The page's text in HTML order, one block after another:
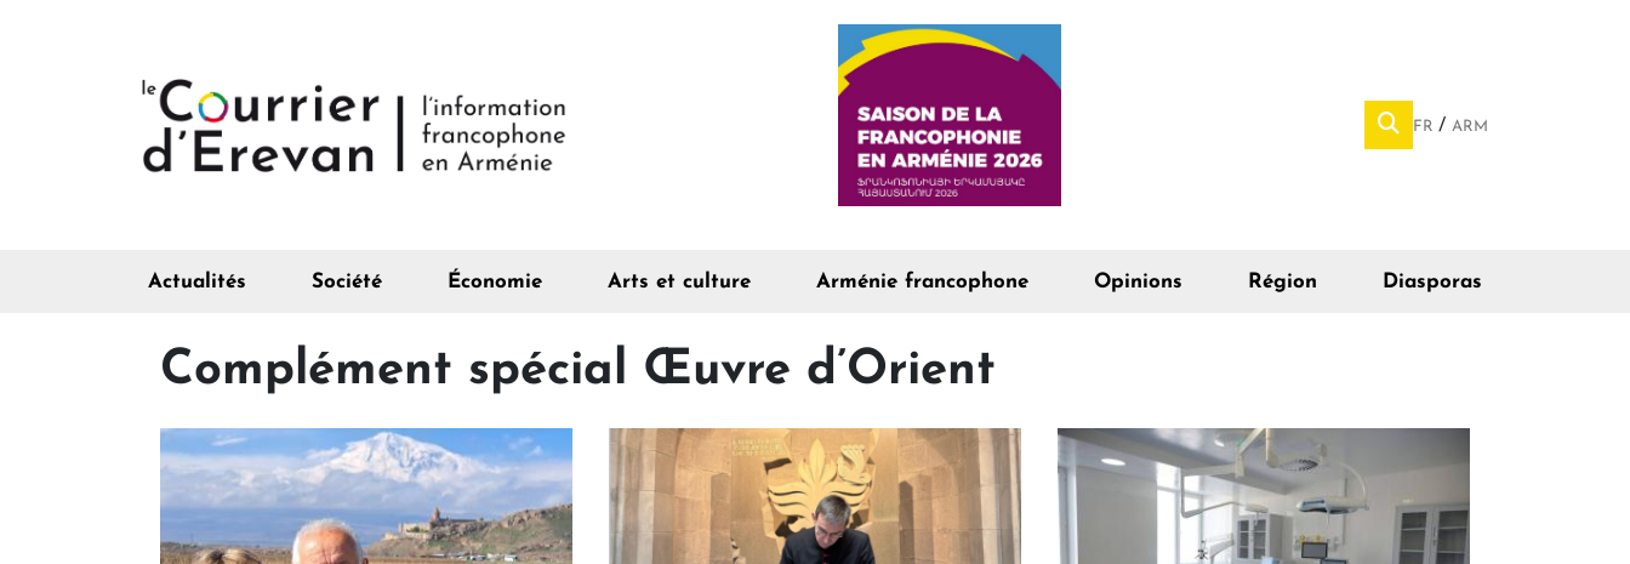
FR ARM
Actualités Société Économie Arts et culture Arménie francophone Opinions Région Diasporas
Complément spécial Œuvre d’Orient